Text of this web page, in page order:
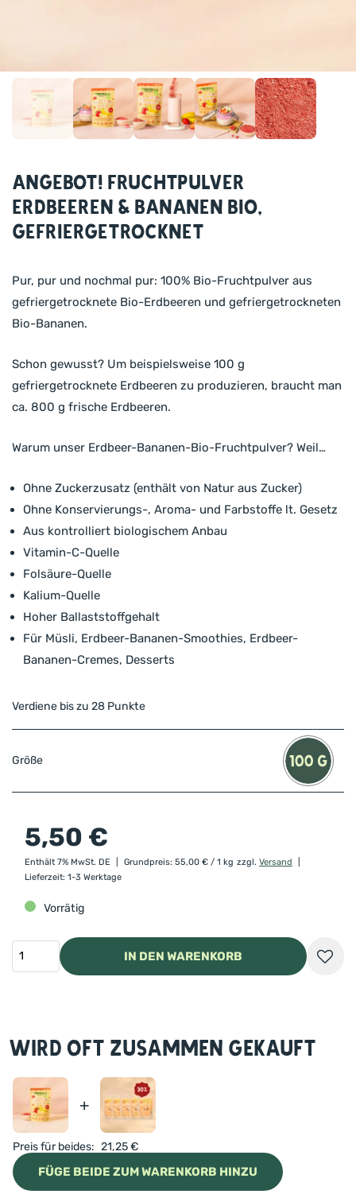
ANGEBOT! Fruchtpulver
Erdbeeren & Bananen BIO,
gefriergetrocknet
Pur, pur und nochmal pur: 100% Bio-Fruchtpulver aus
gefriergetrocknete Bio-Erdbeeren und gefriergetrockneten
Bio-Bananen.
Schon gewusst? Um beispielsweise 100 g
gefriergetrocknete Erdbeeren zu produzieren, braucht man
ca. 800 g frische Erdbeeren.
Warum unser Erdbeer-Bananen-Bio-Fruchtpulver? Weil…
Ohne Zuckerzusatz (enthält von Natur aus Zucker)
Ohne Konservierungs-, Aroma- und Farbstoffe lt. Gesetz
Aus kontrolliert biologischem Anbau
Vitamin-C-Quelle
Folsäure-Quelle
Kalium-Quelle
Hoher Ballaststoffgehalt
Für Müsli, Erdbeer-Bananen-Smoothies, Erdbeer-
Bananen-Cremes, Desserts
Verdiene bis zu 28 Punkte
Größe
5,50 €
Enthält 7% MwSt. DE Grundpreis: 55,00 € / 1 kg zzgl. Versand
Lieferzeit: 1-3 Werktage
Vorrätig
IN DEN WARENKORB
Wird oft zusammen gekauft
+
Preis für beides: 21,25€
FÜGE BEIDE ZUM WARENKORB HINZU